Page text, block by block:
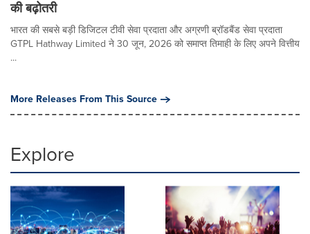
की बढ़ोतरी
भारत की सबसे बड़ी डिजिटल टीवी सेवा प्रदाता और अग्रणी ब्रॉडबैंड सेवा प्रदाता
GTPL Hathway Limited ने 30 जून, 2026 को समाप्त तिमाही के लिए अपने वित्तीय
...
More Releases From This Source
Explore